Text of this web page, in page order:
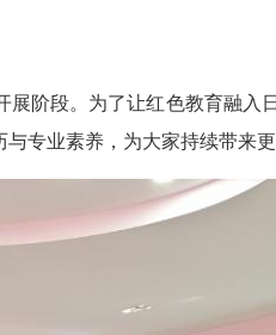
阶段。为了让红色教育融入
专业素养，为大家持续带来